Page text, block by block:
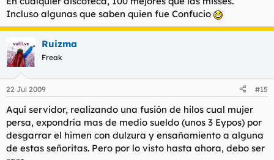
Incluso algunas que saben quien fue Confucio
Ruizma
Freak
22 Jul 2009 #15
Aquí servidor, realizando una fusión de hilos cual mujer
persa, expondría mas de medio sueldo (unos 3 Eypos) por
desgarrar el himen con dulzura y ensañamiento a alguna
de estas señoritas. Pero por lo visto hasta ahora, debo ser